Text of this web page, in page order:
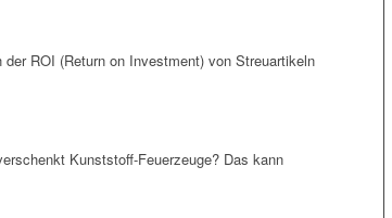
ROI (Return on Investment) von Streuartikeln
Kunststoff-Feuerzeuge? Das kann